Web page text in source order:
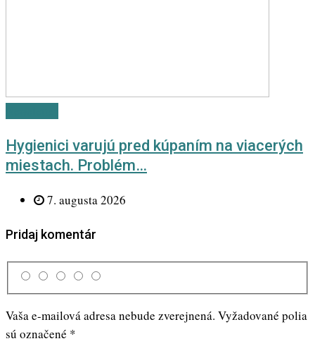
Hygienici varujú pred kúpaním na viacerých
miestach. Problém…
7. augusta 2026
Pridaj komentár
Vaša e-mailová adresa nebude zverejnená. Vyžadované polia
sú označené *